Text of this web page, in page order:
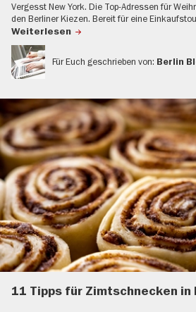
Vergesst New York. Die Top-Adressen für
den Berliner Kiezen. Bereit für eine
Weiterlesen
Für Euch geschrieben von: Berlin
11 Tipps für Zimtschnecken in